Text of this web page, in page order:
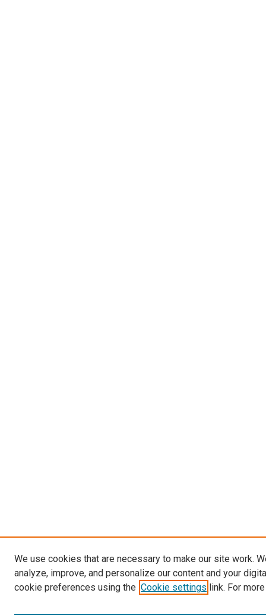
We use cookies that are necessary to make our site work.
analyze, improve, and personalize our content and your
cookie preferences using the Cookie settings link. For